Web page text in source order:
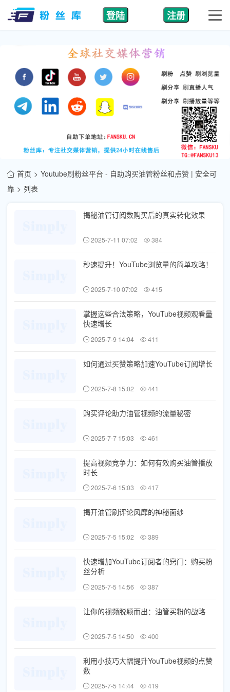
登陆 注册
首页
Youtube刷粉丝平台 - 自助购买油管粉丝和点赞 | 安全可
靠
列表
揭秘油管订阅数购买后的真实转化效果
2025-7-11 07:02 384
秒速提升！YouTube浏览量的简单攻略！
2025-7-10 07:02 415
掌握这些合法策略，YouTube视频观看量
快速增长
2025-7-9 14:04 411
如何通过买赞策略加速YouTube订阅增长
2025-7-8 15:02 441
购买评论助力油管视频的流量秘密
2025-7-7 15:03 461
提高视频竞争力：如何有效购买油管播放
时长
2025-7-6 15:03 417
揭开油管刷评论风靡的神秘面纱
2025-7-5 15:02 389
快速增加YouTube订阅者的窍门：购买粉
丝分析
2025-7-5 14:56 387
让你的视频脱颖而出：油管买粉的战略
2025-7-5 14:50 400
利用小技巧大幅提升YouTube视频的点赞
数
2025-7-5 14:44 419